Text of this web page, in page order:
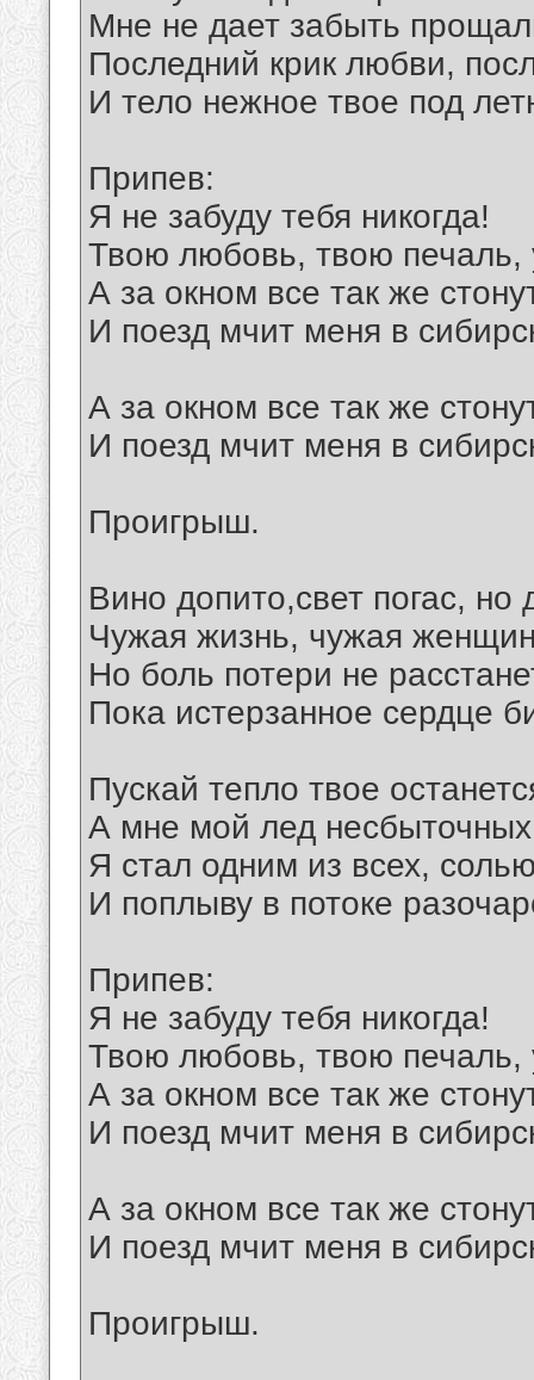
Мне не дает забыть
Последний крик любви,
И тело нежное твое под
Припев:
Я не забуду тебя никогда!
Твою любовь, твою печаль,
А за окном все так же
И поезд мчит меня в
А за окном все так же
И поезд мчит меня в
Проигрыш.
Вино допито,свет погас, но
Чужая жизнь, чужая
Но боль потери не
Пока истерзанное сердце
Пускай тепло твое
А мне мой лед
Я стал одним из всех,
И поплыву в потоке
Припев:
Я не забуду тебя никогда!
Твою любовь, твою печаль,
А за окном все так же
И поезд мчит меня в
А за окном все так же
И поезд мчит меня в
Проигрыш.